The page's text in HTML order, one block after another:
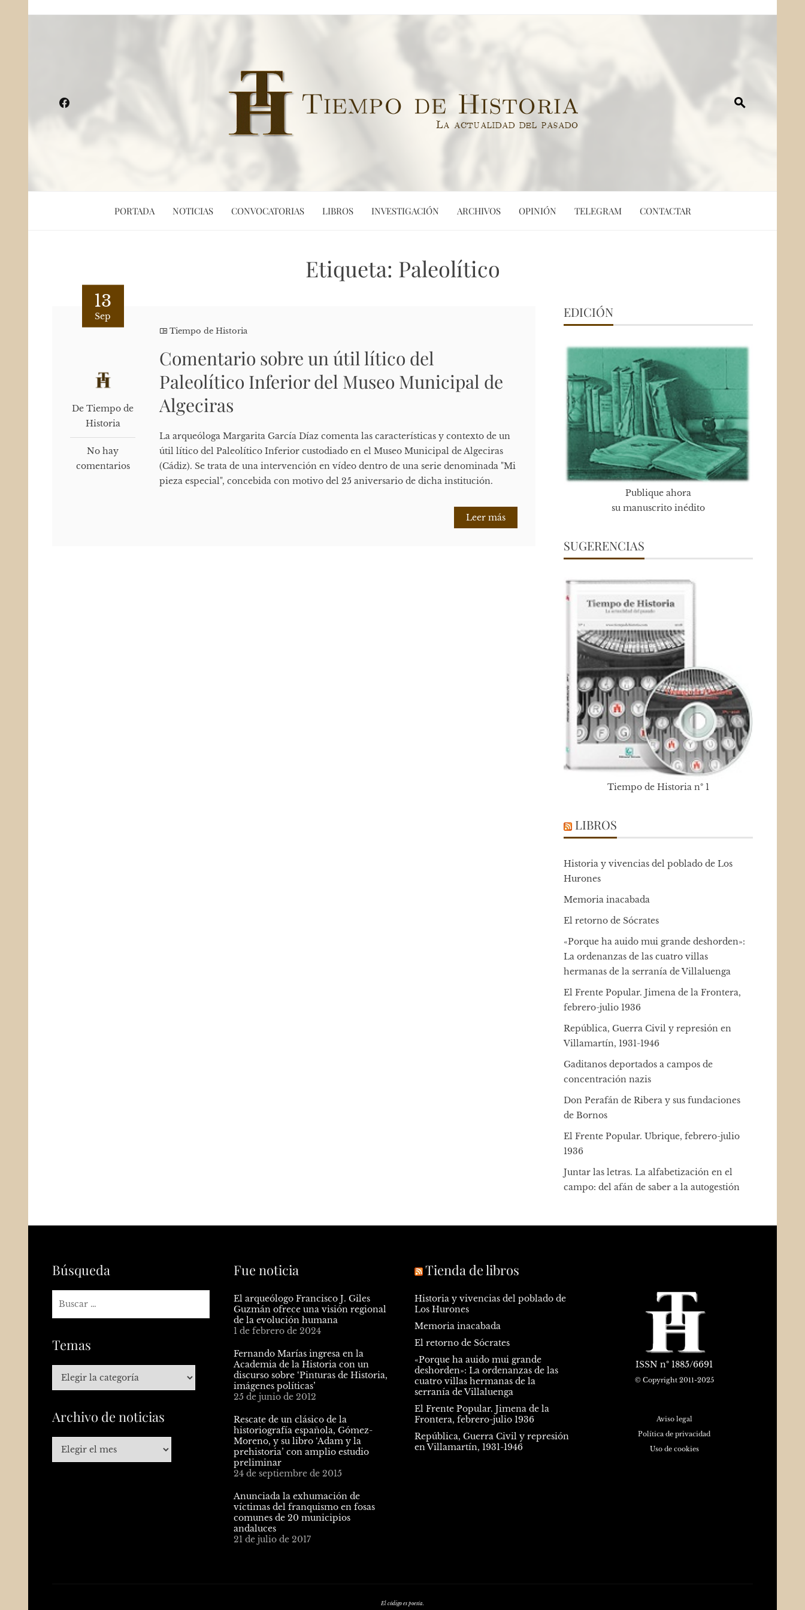
PORTADA NOTICIAS CONVOCATORIAS LIBROS INVESTIGACIÓN ARCHIVOS OPINIÓN TELEGRAM CONTACTAR
Etiqueta: Paleolítico
13
Sep
De Tiempo de
Historia
No hay
comentarios
Tiempo de Historia
Comentario sobre un útil lítico del
Paleolítico Inferior del Museo Municipal de
Algeciras
La arqueóloga Margarita García Díaz comenta las características y contexto de un
útil lítico del Paleolítico Inferior custodiado en el Museo Municipal de Algeciras
(Cádiz). Se trata de una intervención en vídeo dentro de una serie denominada "Mi
pieza especial", concebida con motivo del 25 aniversario de dicha institución.
Leer más
EDICIÓN
Publique ahora
su manuscrito inédito
SUGERENCIAS
Tiempo de Historia nº 1
LIBROS
Historia y vivencias del poblado de Los
Hurones
Memoria inacabada
El retorno de Sócrates
«Porque ha auido mui grande deshorden»:
La ordenanzas de las cuatro villas
hermanas de la serranía de Villaluenga
El Frente Popular. Jimena de la Frontera,
febrero-julio 1936
República, Guerra Civil y represión en
Villamartín, 1931-1946
Gaditanos deportados a campos de
concentración nazis
Don Perafán de Ribera y sus fundaciones
de Bornos
El Frente Popular. Ubrique, febrero-julio
1936
Juntar las letras. La alfabetización en el
campo: del afán de saber a la autogestión
Búsqueda
Temas
Archivo de noticias
Fue noticia
El arqueólogo Francisco J. Giles
Guzmán ofrece una visión regional
de la evolución humana
1 de febrero de 2024
Fernando Marías ingresa en la
Academia de la Historia con un
discurso sobre ‘Pinturas de Historia,
imágenes políticas’
25 de junio de 2012
Rescate de un clásico de la
historiografía española, Gómez-
Moreno, y su libro ‘Adam y la
prehistoria’ con amplio estudio
preliminar
24 de septiembre de 2015
Anunciada la exhumación de
víctimas del franquismo en fosas
comunes de 20 municipios
andaluces
21 de julio de 2017
Tienda de libros
Historia y vivencias del poblado de
Los Hurones
Memoria inacabada
El retorno de Sócrates
«Porque ha auido mui grande
deshorden»: La ordenanzas de las
cuatro villas hermanas de la
serranía de Villaluenga
El Frente Popular. Jimena de la
Frontera, febrero-julio 1936
República, Guerra Civil y represión
en Villamartín, 1931-1946
ISSN nº 1885/6691
© Copyright 2011-2025
Aviso legal
Política de privacidad
Uso de cookies
El código es poesía.